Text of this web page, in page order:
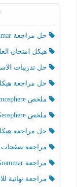
حل مراجعة Grammar اللغة الإنجليزية الصف الخامس الفصل الثالث
هيكل امتحان العلوم
حل تدريبات الاستعداد
حل مراجعة هيكلة
ملخص Effect of Atmosphere حسب الهيكل الوزاري العلوم المتكاملة الصف الخامس انسبير الفصل الثالث
ملخص Effect of Geosphere حسب الهيكل الوزاري العلوم المتكاملة الصف الخامس انسبير الفصل الثالث
حل مراجعة هيكلة
مراجعة صفحات الهيكل
مراجعة Review Grammar حسب الهيكل اللغة الإنجليزية الصف الخامس الفصل الثالث
مراجعة نهائية